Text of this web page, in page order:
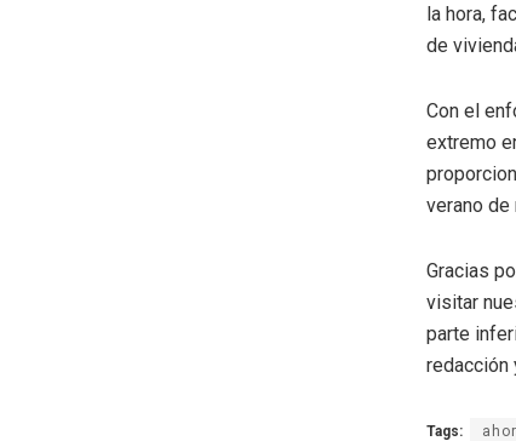
la hora,
de
Con el
extremo
verano de
Gracias
visitar
parte
redacción
Tags: